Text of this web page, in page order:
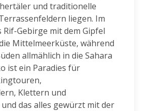
und traditionelle
liegen. Im
Gebirge mit dem Gipfel
Mittelmeerküste, während
allmählich in die Sahara
ist ein Paradies für
Klettern und
das alles gewürzt mit der